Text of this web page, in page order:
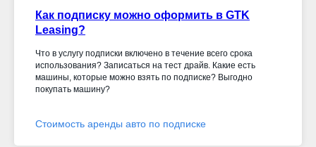
Как подписку можно оформить в GTK
Leasing?
Что в услугу подписки включено в течение всего срока
использования? Записаться на тест драйв. Какие есть
машины, которые можно взять по подписке? Выгодно
покупать машину?
Стоимость аренды авто по подписке